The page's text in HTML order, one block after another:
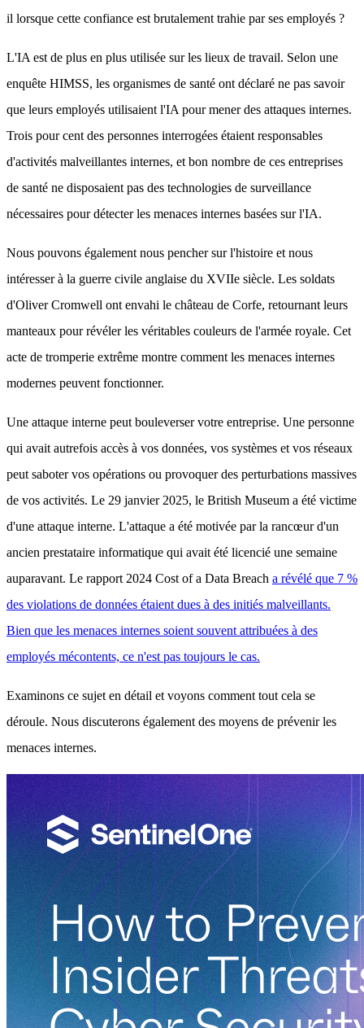
il lorsque cette confiance est brutalement trahie par ses employés ?
L'IA est de plus en plus utilisée sur les lieux de travail. Selon une
enquête HIMSS, les organismes de santé ont déclaré ne pas savoir
que leurs employés utilisaient l'IA pour mener des attaques internes.
Trois pour cent des personnes interrogées étaient responsables
d'activités malveillantes internes, et bon nombre de ces entreprises
de santé ne disposaient pas des technologies de surveillance
nécessaires pour détecter les menaces internes basées sur l'IA.
Nous pouvons également nous pencher sur l'histoire et nous
intéresser à la guerre civile anglaise du XVIIe siècle. Les soldats
d'Oliver Cromwell ont envahi le château de Corfe, retournant leurs
manteaux pour révéler les véritables couleurs de l'armée royale. Cet
acte de tromperie extrême montre comment les menaces internes
modernes peuvent fonctionner.
Une attaque interne peut bouleverser votre entreprise. Une personne
qui avait autrefois accès à vos données, vos systèmes et vos réseaux
peut saboter vos opérations ou provoquer des perturbations massives
de vos activités. Le 29 janvier 2025, le British Museum a été victime
d'une attaque interne. L'attaque a été motivée par la rancœur d'un
ancien prestataire informatique qui avait été licencié une semaine
auparavant. Le rapport 2024 Cost of a Data Breach a révélé que 7 %
des violations de données étaient dues à des initiés malveillants.
Bien que les menaces internes soient souvent attribuées à des
employés mécontents, ce n'est pas toujours le cas.
Examinons ce sujet en détail et voyons comment tout cela se
déroule. Nous discuterons également des moyens de prévenir les
menaces internes.